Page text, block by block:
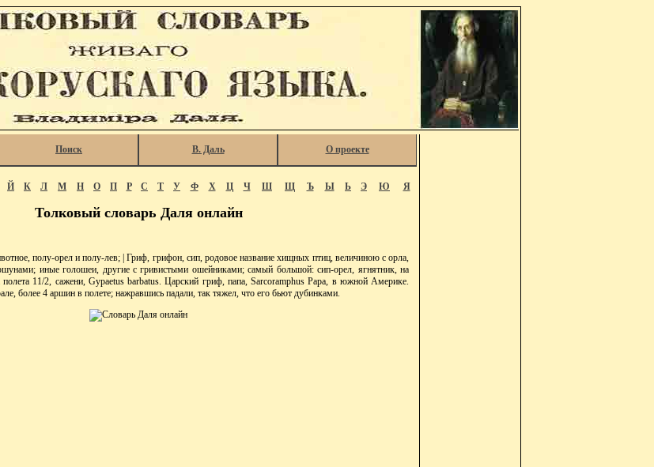
Поиск В. Даль О проекте
Й К Л М Н О П Р С Т У Ф Х Ц Ч Ш Щ Ъ Ы Ь Э Ю Я
Толковый словарь Даля онлайн
полу-орел и полу-лев; | Гриф, грифон, сип, родовое название хищных птиц, величиною с орла,
иные голошеи, другие с гривистыми ошейниками; самый большой: сип-орел, ягнятник, на
11/2, сажени, Gypaetus barbatus. Царский гриф, папа, Sarcoramphus Papa, в южной Америке.
более 4 аршин в полете; нажравшись падали, так тяжел, что его бьют дубинками.